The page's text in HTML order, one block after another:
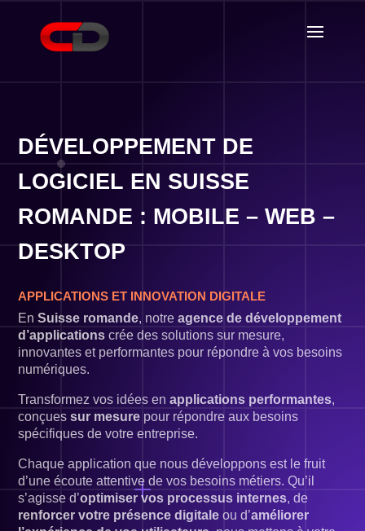
DÉVELOPPEMENT DE
LOGICIEL EN SUISSE
ROMANDE : MOBILE – WEB –
DESKTOP
APPLICATIONS ET INNOVATION DIGITALE
EnSuisse romande, notreagence de développement
d’applications crée des solutions sur mesure,
innovantes et performantes pour répondre à vos besoins
numériques.
Transformez vos idées enapplications performantes,
conçuessur mesure pour répondre aux besoins
spécifiques de votre entreprise.
Chaque application que nous développons est le fruit
d’une écoute attentive de vos besoins métiers. Qu’il
s’agisse d’optimiser vos processus internes, de
renforcer votre présence digitale ou d’améliorer